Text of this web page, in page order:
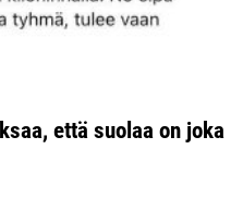
että suolaa on joka